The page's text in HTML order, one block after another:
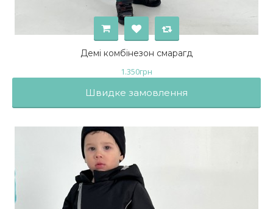
Демі комбінезон смарагд
1.350грн
Швидке замовлення